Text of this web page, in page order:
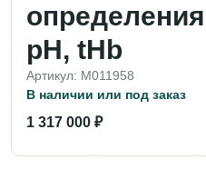
pH, tHb
Артикул: M011958
В наличии или под заказ
1 317 000 ₽